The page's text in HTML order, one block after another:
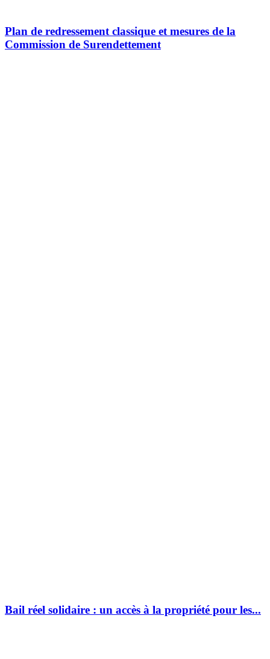
Plan de redressement classique et mesures de la
Commission de Surendettement
Bail réel solidaire : un accès à la propriété pour les...